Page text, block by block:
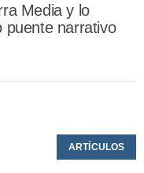
Media y lo
puente narrativo
ARTÍCULOS